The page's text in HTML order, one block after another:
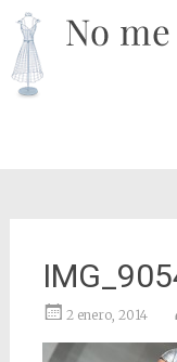
2 enero, 2014